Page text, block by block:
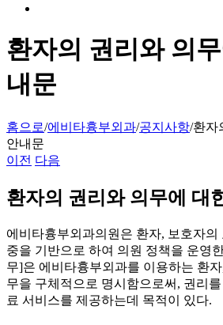
환자의 권리와 의
내문
홈으로/에비타흉부외과/공지사항/환자
안내문
이전 다음
환자의 권리와 의무에 대
에비타흉부외과의원은 환자, 보호자의
중을 기반으로 하여 의원 정책을 운영
무]은 에비타흉부외과를 이용하는 환
무을 구체적으로 명시함으로써, 권리
료 서비스를 제공하는데 목적이 있다.